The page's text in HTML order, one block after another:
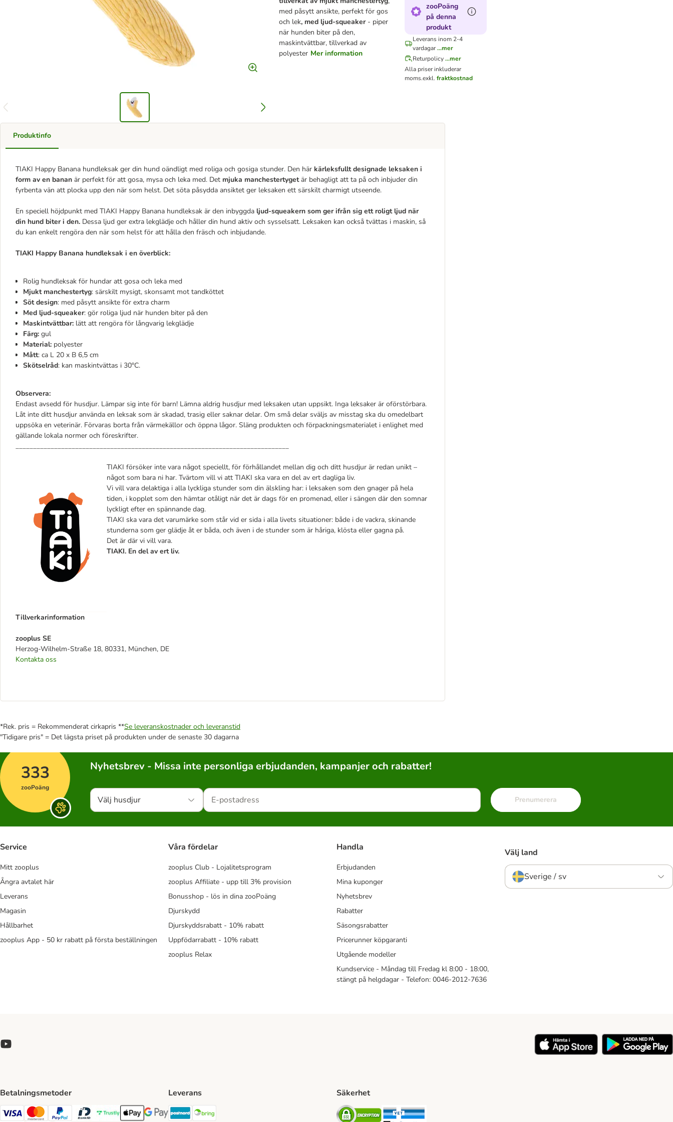
med påsytt ansikte, perfekt för gos
och lek, med ljud-squeaker- piper
när hunden biter på den,
maskintvättbar, tillverkad av
polyester Mer information
zooPoäng
på denna
produkt
Leverans inom 2-4
vardagar ...mer
Returpolicy ...mer
Alla priser inkluderar
moms.exkl.fraktkostnad
Produktinfo
TIAKI Happy Banana hundleksak ger din hund oändligt med roliga och gosiga stunder. Den här kärleksfullt designade leksaken i
form av en banan är perfekt för att gosa, mysa och leka med. Det mjuka manchestertygetär behagligt att ta på och inbjuder din
fyrbenta vän att plocka upp den när som helst. Det söta påsydda ansiktet ger leksaken ett särskilt charmigt utseende.
En speciell höjdpunkt med TIAKI Happy Banana hundleksak är den inbyggda ljud-squeakern som ger ifrån sig ett roligt ljud när
din hund biter i den. Dessa ljud ger extra lekglädje och håller din hund aktiv och sysselsatt. Leksaken kan också tvättas i maskin, så
du kan enkelt rengöra den när som helst för att hålla den fräsch och inbjudande.
TIAKI Happy Banana hundleksak i en överblick:
Rolig hundleksak för hundar att gosa och leka med
Mjukt manchestertyg: särskilt mysigt, skonsamt mot tandköttet
Söt design: med påsytt ansikte för extra charm
Med ljud-squeaker: gör roliga ljud när hunden biter på den
Maskintvättbar: lätt att rengöra för långvarig lekglädje
Färg: gul
Material: polyester
Mått: ca L 20 x B 6,5 cm
Skötselråd: kan maskintvättas i 30°C.
Observera:
Endast avsedd för husdjur. Lämpar sig inte för barn! Lämna aldrig husdjur med leksaken utan uppsikt. Inga leksaker är oförstörbara.
Låt inte ditt husdjur använda en leksak som är skadad, trasig eller saknar delar. Om små delar sväljs av misstag ska du omedelbart
uppsöka en veterinär. Förvaras borta från värmekällor och öppna lågor. Släng produkten och förpackningsmaterialet i enlighet med
gällande lokala normer och föreskrifter.
______________________________________________________________________________
TIAKI försöker inte vara något speciellt, för förhållandet mellan dig och ditt husdjur är redan unikt –
något som bara ni har. Tvärtom vill vi att TIAKI ska vara en del av ert dagliga liv.
Vi vill vara delaktiga i alla lyckliga stunder som din älskling har: i leksaken som den gnager på hela
tiden, i kopplet som den hämtar otåligt när det är dags för en promenad, eller i sängen där den somnar
lyckligt efter en spännande dag.
TIAKI ska vara det varumärke som står vid er sida i alla livets situationer: både i de vackra, skinande
stunderna som ger glädje åt er båda, och även i de stunder som är håriga, klösta eller gagna på.
Det är där vi vill vara.
TIAKI. En del av ert liv.
Tillverkarinformation
zooplus SE
Herzog-Wilhelm-Straße 18, 80331, München, DE
Kontakta oss
*Rek. pris = Rekommenderat cirkapris **Se leveranskostnader och leveranstid
"Tidigare pris" = Det lägsta priset på produkten under de senaste 30 dagarna
333
zooPoäng
Nyhetsbrev - Missa inte personliga erbjudanden, kampanjer och rabatter!
Välj husdjur Prenumerera
Service
Mitt zooplus
Ångra avtalet här
Leverans
Magasin
Hållbarhet
zooplus App - 50 kr rabatt på första beställningen
Våra fördelar
zooplus Club - Lojalitetsprogram
zooplus Affiliate - upp till 3% provision
Bonusshop - lös in dina zooPoäng
Djurskydd
Djurskyddsrabatt - 10% rabatt
Uppfödarrabatt - 10% rabatt
zooplus Relax
Handla
Erbjudanden
Mina kuponger
Nyhetsbrev
Rabatter
Säsongsrabatter
Pricerunner köpgaranti
Utgående modeller
Kundservice - Måndag till Fredag kl 8:00 - 18:00,
stängt på helgdagar - Telefon: 0046-2012-7636
Välj land
Sverige / sv
Betalningsmetoder
Visa Payment Method
Mastercard Payment Method
PayPal Payment Method
BankID Payment Method
Trustly Payment Method
Apple Pay Payment Method
Googple Pay Payment Method
Leverans
Postnord Shipping Method
Säkerhet
Security